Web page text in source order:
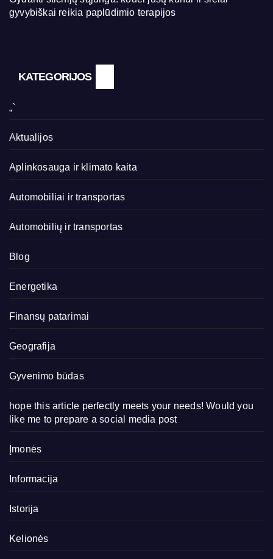
gyvybiškai reikia paplūdimio terapijos
KATEGORIJOS
„`
Aktualijos
Aplinkosauga ir klimato kaita
Automobiliai ir transportas
Automobilių ir transportas
Blog
Energetika
Finansų patarimai
Geografija
Gyvenimo būdas
hope this article perfectly meets your needs! Would you
like me to prepare a social media post
Įmonės
Informacija
Istorija
Kelionės